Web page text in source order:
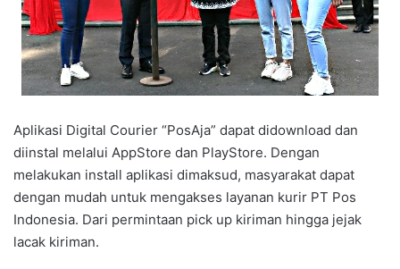
Aplikasi Digital Courier “PosAja” dapat didownload dan
diinstal melalui AppStore dan PlayStore. Dengan
melakukan install aplikasi dimaksud, masyarakat dapat
dengan mudah untuk mengakses layanan kurir PT Pos
Indonesia. Dari permintaan pick up kiriman hingga jejak
lacak kiriman.